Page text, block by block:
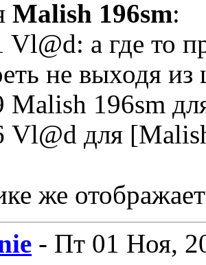
Malish 196sm:
Vl@d: а где то
не выходя
Malish 196sm
Vl@d для
же
- Пт 01 Ноя,